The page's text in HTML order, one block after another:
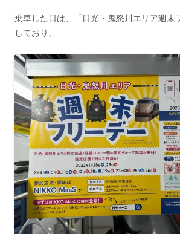
乗車した日は、「日光・鬼怒川エリア週末
しており、